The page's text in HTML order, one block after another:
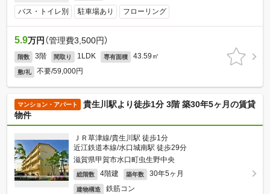
バス・トイレ別 駐車場あり フローリング
5.9万円 （管理費3,500円）
階数 3階 間取り 1LDK 専有面積 43.59㎡
敷/礼 不要/59,000円
マンション・アパート
貴生川駅より徒歩1分 3階 築30年5ヶ月の賃貸
物件
ＪＲ草津線/貴生川駅 徒歩1分
近江鉄道本線/水口城南駅 徒歩29分
滋賀県甲賀市水口町虫生野中央
総階数 4階建 築年数 30年5ヶ月
建物構造 鉄筋コン